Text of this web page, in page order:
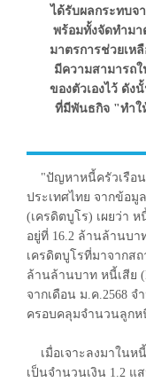
ได้รับผลกระทบจ
พร้อมทั้งจัดทำมา
มาตรการช่วยเห
มีความสามารถ
ของตัวเองไว้ ดัง
ที่มีพันธกิจ "ทำใ
"ปัญหาหนี้ครัวเรือน
ประเทศไทย จากข้อมู
(เครดิตบูโร) เผยว่า
อยู่ที่ 16.2 ล้านล้านบ
เครดิตบูโรที่มาจากสถ
ล้านล้านบาท หนี้เสีย
จากเดือน ม.ค.2568
ครอบคลุมจำนวนลูกห
เมื่อเจาะลงมาในห
เป็นจำนวนเงิน 1.2